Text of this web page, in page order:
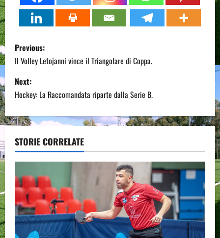
P
o
s
t
n
a
v
i
g
a
Previous:
Il Volley Letojanni vince il Triangolare di Coppa.
Next:
Hockey: La Raccomandata riparte dalla Serie B.
STORIE CORRELATE